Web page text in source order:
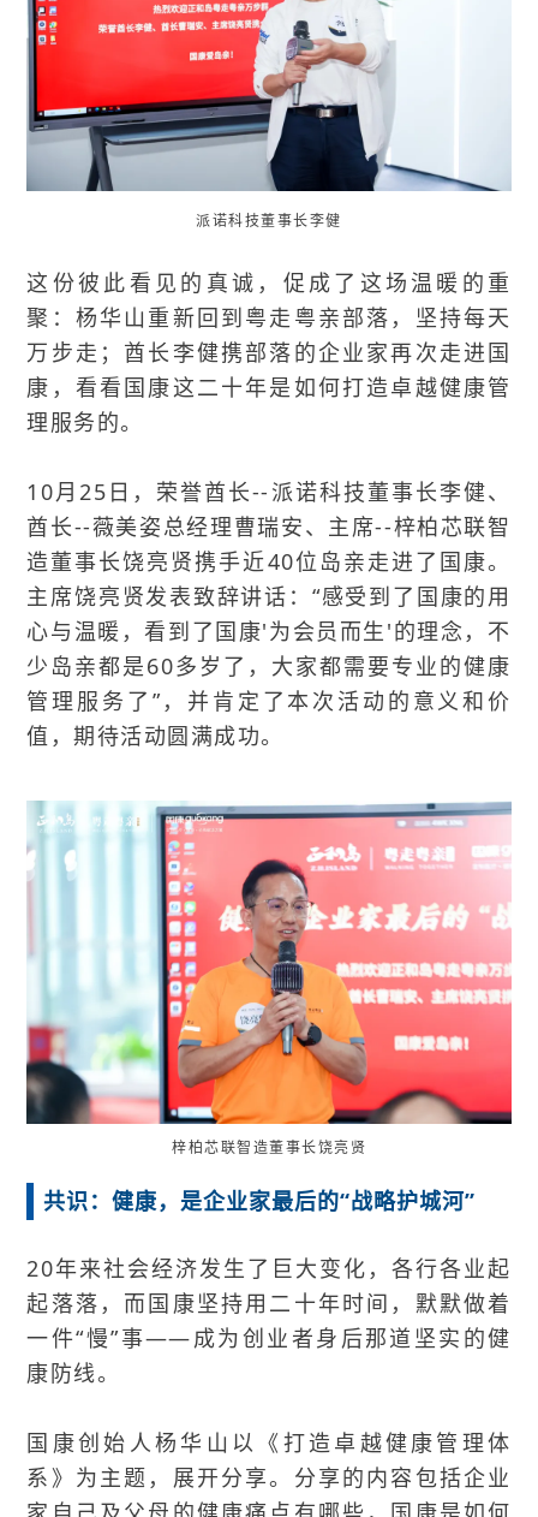
派诺科技董事长李健
这份彼此看见的真诚，促成了这场温暖的重
聚：杨华山重新回到粤走粤亲部落，坚持每天
万步走；酋长李健携部落的企业家再次走进国
康，看看国康这二十年是如何打造卓越健康管
理服务的。
10月25日，荣誉酋长--派诺科技董事长李健、
酋长--薇美姿总经理曹瑞安、主席--梓柏芯联智
造董事长饶亮贤携手近40位岛亲走进了国康。
主席饶亮贤发表致辞讲话：“感受到了国康的用
心与温暖，看到了国康'为会员而生'的理念，不
少岛亲都是60多岁了，大家都需要专业的健康
管理服务了”，并肯定了本次活动的意义和价
值，期待活动圆满成功。
梓柏芯联智造董事长饶亮贤
共识：健康，是企业家最后的“战略护城河”
20年来社会经济发生了巨大变化，各行各业起
起落落，而国康坚持用二十年时间，默默做着
一件“慢”事——成为创业者身后那道坚实的健
康防线。
国康创始人杨华山以《打造卓越健康管理体
系》为主题，展开分享。分享的内容包括企业